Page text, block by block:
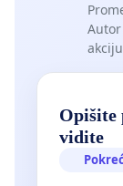
Opišite
vidite